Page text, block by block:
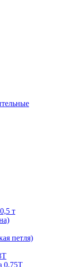
т
петля)
0,75Т